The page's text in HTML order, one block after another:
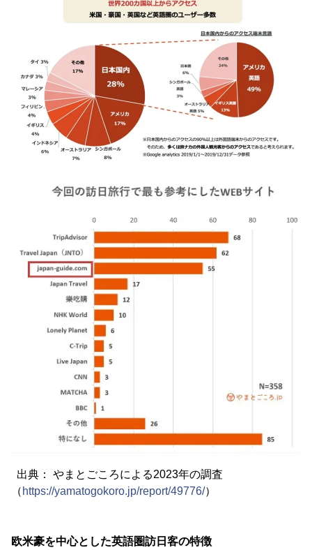
出典： やまとごころによる2023年の調査
（ https://yamatogokoro.jp/report/49776/）
欧米豪を中心とした英語圏訪日客の特徴